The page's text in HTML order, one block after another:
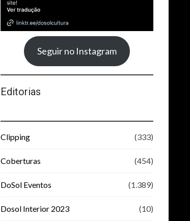
Seguir no Instagram
Editorias
Clipping (333)
Coberturas (454)
DoSol Eventos (1.389)
Dosol Interior 2023 (10)